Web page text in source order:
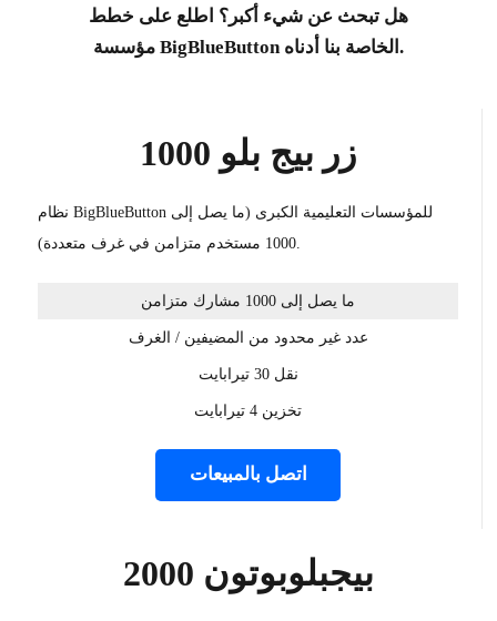
هل تبحث عن شيء أكبر؟ اطلع على خطط
مؤسسة BigBlueButton الخاصة بنا أدناه.
زر بيج بلو 1000
نظام BigBlueButton للمؤسسات التعليمية الكبرى (ما يصل إلى
1000 مستخدم متزامن في غرف متعددة).
ما يصل إلى 1000 مشارك متزامن
عدد غير محدود من المضيفين / الغرف
نقل 30 تيرابايت
تخزين 4 تيرابايت
اتصل بالمبيعات
بيجبلوبوتون 2000